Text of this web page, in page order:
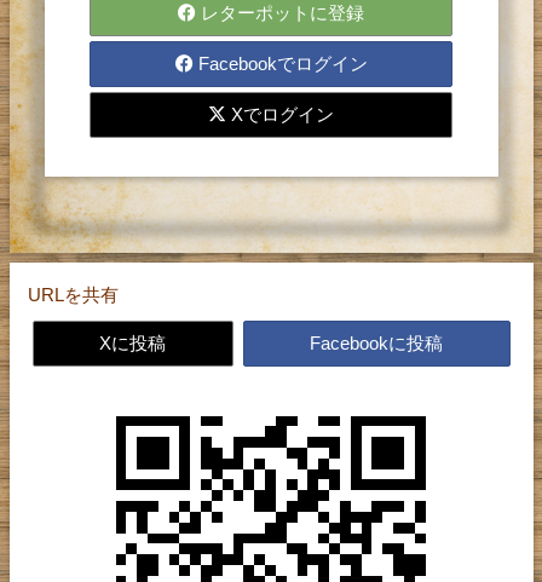
贈ることができるサービスです。
レターの送受信をするには、
登録が必要です。
お手数ですが、まず登録を
レターポットに登録
Facebookでログイン
Xでログイン
URLを共有
Xに投稿 Facebookに投稿